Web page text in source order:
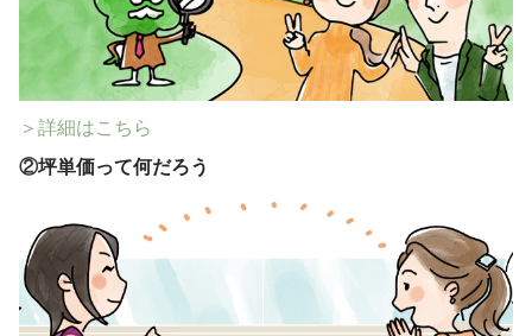
＞詳細はこちら
②坪単価って何だろう